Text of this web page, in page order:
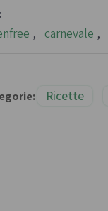
, carnevale ,
Ricette